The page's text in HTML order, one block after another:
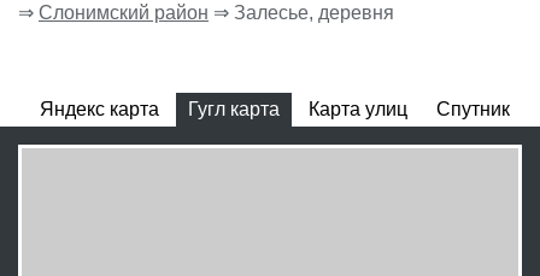
⇒ Слонимский район ⇒ Залесье, деревня
Яндекс карта Гугл карта Карта улиц Спутник